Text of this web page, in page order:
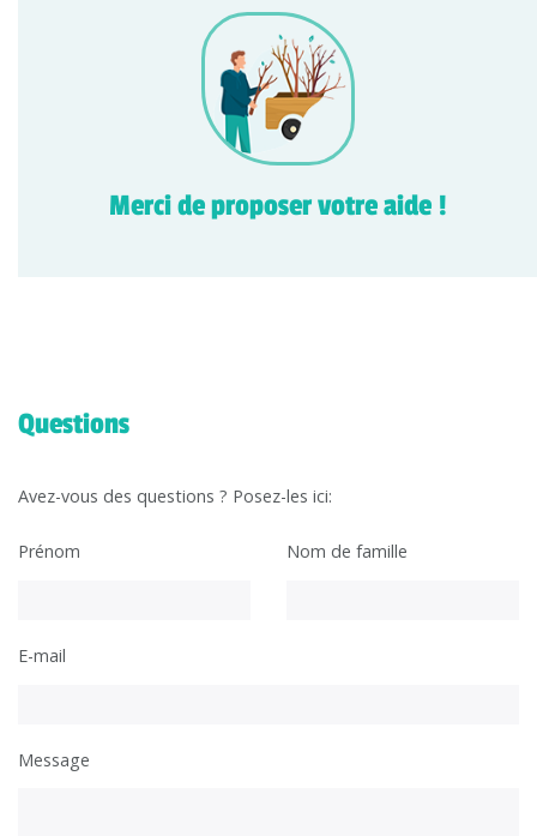
Merci de proposer votre aide !
Questions
Avez-vous des questions ? Posez-les ici:
Prénom Nom de famille
E-mail
Message